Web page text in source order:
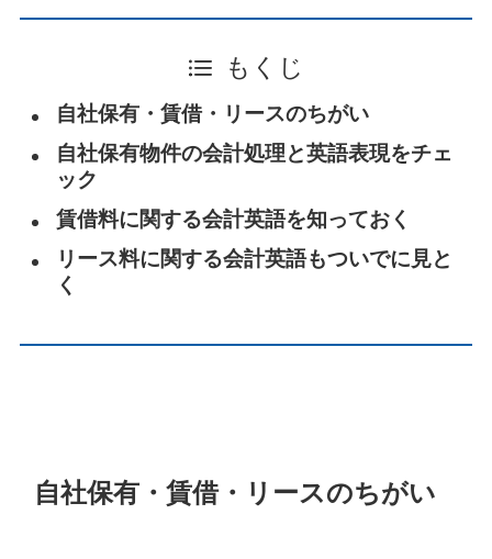
もくじ
自社保有・賃借・リースのちがい
自社保有物件の会計処理と英語表現をチェ
ック
賃借料に関する会計英語を知っておく
リース料に関する会計英語もついでに見と
く
自社保有・賃借・リースのちがい